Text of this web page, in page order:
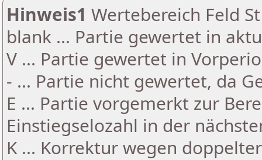
Hinweis1 Wertebereich Feld
blank ... Partie gewertet in
V ... Partie gewertet in
- ... Partie nicht gewertet, da
E ... Partie vorgemerkt zur
Einstiegselozahl in der
K ... Korrektur wegen